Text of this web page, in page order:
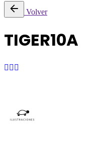
Saltar
Volver
TIGER10A